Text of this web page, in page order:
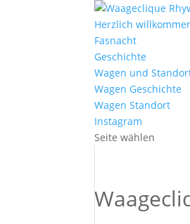
Herzlich
Fasnacht
Geschichte
Wagen und
Wagen Geschichte
Wagen Standort
Instagram
Seite wählen